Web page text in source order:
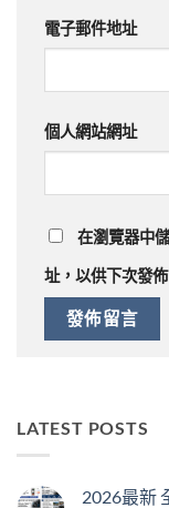
電子郵件地址
個人網站網址
在瀏覽器中
址，以供下次發
LATEST POSTS
2026最新